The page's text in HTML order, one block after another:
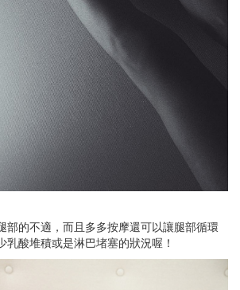
部的不適，而且多多按摩還可以讓腿部循環
乳酸堆積或是淋巴堵塞的狀況喔！